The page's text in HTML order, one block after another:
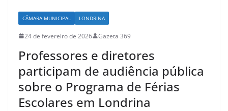
CÂMARA MUNICIPAL LONDRINA
24 de fevereiro de 2026 Gazeta 369
Professores e diretores
participam de audiência pública
sobre o Programa de Férias
Escolares em Londrina